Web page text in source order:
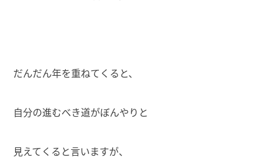
だんだん年を重ねてくると、
自分の進むべき道がぼんやりと
見えてくると言いますが、